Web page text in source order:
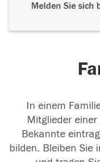
Melden Sie sich
In einem
Mitglieder
Bekannte
bilden. Bleiben Sie